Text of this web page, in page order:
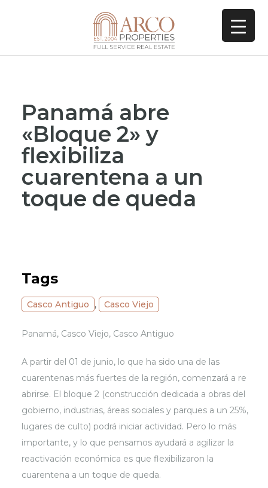
Panamá abre
«Bloque 2» y
flexibiliza
cuarentena a un
toque de queda
Tags
Casco Antiguo , Casco Viejo
Panamá, Casco Viejo, Casco Antiguo
A partir del 01 de junio, lo que ha sido una de las
cuarentenas más fuertes de la región, comenzará a re
abrirse. El bloque 2 (construcción dedicada a obras del
gobierno, industrias, áreas sociales y parques a un 25%,
lugares de culto) podrá iniciar actividad. Pero lo más
importante, y lo que pensamos ayudará a agilizar la
reactivación económica es que flexibilizaron la
cuarentena a un toque de queda.